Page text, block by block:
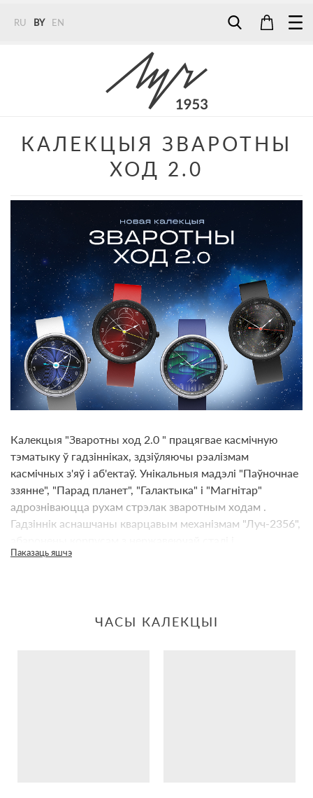
RU BY EN
+375 (29) 272 51 56
КАЛЕКЦЫЯ ЗВАРОТНЫ
ХОД 2.0
Калекцыя "Зваротны ход 2.0 " працягвае касмічную
тэматыку ў гадзіннiках, здзіўляючы рэалізмам
касмічных з'яў і аб'ектаў. Унікальныя мадэлі "Паўночнае
ззянне", "Парад планет", "Галактыка" і "Магнітар"
адрозніваюцца рухам стрэлак зваротным ходам .
Гадзіннік аснашчаны кварцавым механізмам "Луч-2356",
мінеральным шклом. Мяккі скураны рэмень
Паказаць яшчэ
ЧАСЫ КАЛЕКЦЫІ